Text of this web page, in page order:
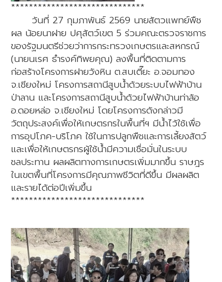
******************************
วันที่ 27 กุมภาพันธ์ 2569 นายสัตวแพทย์พืช
ผล น้อยนาฝาย ปศุสัตว์เขต 5 ร่วมคณะตรวจราชการ
ของรัฐมนตรีช่วยว่าการกระทรวงเกษตรและสหกรณ์
(นายนเรศ ธำรงค์ทิพยคุณ) ลงพื้นที่ติดตามการ
ก่อสร้างโครงการฝายวังหิน ต.สบเตี๊ยะ อ.จอมทอง
จ.เชียงใหม่ โครงการสถานีสูบน้ำด้วยระบบไฟฟ้าบ้าน
ป่าลาน และโครงการสถานีสูบน้ำด้วยไฟฟ้าบ้านท่าล้อ
อ.ดอยหล่อ จ.เชียงใหม่ โดยโครงการดังกล่าวมี
วัตถุประสงค์เพื่อให้เกษตรกรในพื้นที่ฯ มีน้ำไว้ใช้เพื่อ
การอุปโภค-บริโภค ใช้ในการปลูกพืชและการเลี้ยงสัตว์
และเพื่อให้เกษตรกรผู้ใช้น้ำมีความเชื่อมั่นในระบบ
ชลประทาน ผลผลิตทางการเกษตรเพิ่มมากขึ้น ราษฎร
ในเขตพื้นที่โครงการมีคุณภาพชีวิตที่ดีขึ้น มีผลผลิต
และรายได้ต่อปีเพิ่มขึ้น
******************************